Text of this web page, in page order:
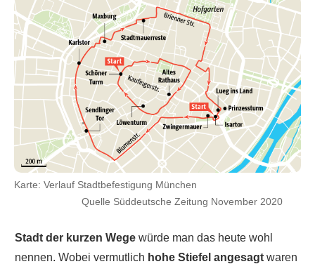
Karte: Verlauf Stadtbefestigung München
Quelle Süddeutsche Zeitung November 2020
Stadt der kurzen Wege würde man das heute wohl
nennen. Wobei vermutlich hohe Stiefel angesagt waren